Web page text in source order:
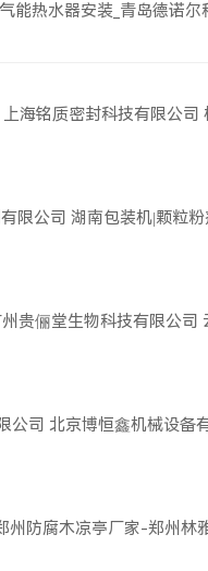
能热水器安装_青岛德诺尔
上海铭质密封科技有限公司
限公司 湖南包装机|颗粒
贵俪堂生物科技有限公司
公司 北京博恒鑫机械设备
州防腐木凉亭厂家-郑州林